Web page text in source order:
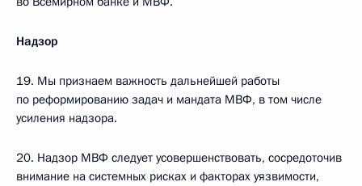
Надзор
19. Мы признаем важность дальнейшей работы
по реформированию задач и мандата МВФ, в том числе
усиления надзора.
20. Надзор МВФ следует усовершенствовать, сосредоточив
внимание на системных рисках и факторах уязвимости,